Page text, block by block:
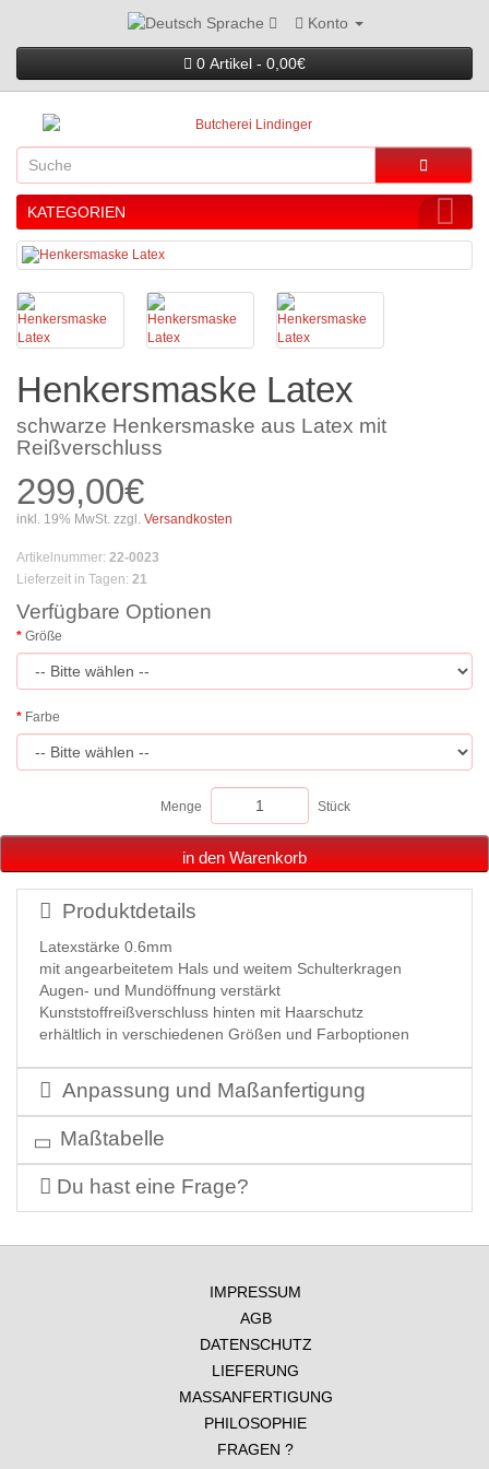
Sprache Konto
0 Artikel - 0,00€
KATEGORIEN
Henkersmaske Latex
schwarze Henkersmaske aus Latex mit
Reißverschluss
299,00€
inkl. 19% MwSt. zzgl. Versandkosten
Artikelnummer: 22-0023
Lieferzeit in Tagen: 21
Verfügbare Optionen
Größe
Farbe
Menge Stück
in den Warenkorb
Produktdetails
Latexstärke 0.6mm
mit angearbeitetem Hals und weitem Schulterkragen
Augen- und Mundöffnung verstärkt
Kunststoffreißverschluss hinten mit Haarschutz
erhältlich in verschiedenen Größen und Farboptionen
Anpassung und Maßanfertigung
Maßtabelle
Du hast eine Frage?
IMPRESSUM
AGB
DATENSCHUTZ
LIEFERUNG
MASSANFERTIGUNG
PHILOSOPHIE
FRAGEN ?